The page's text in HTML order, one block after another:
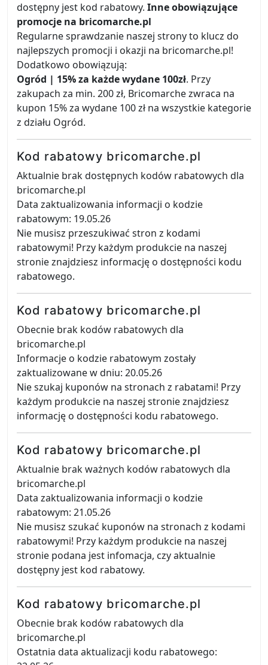
dostępny jest kod rabatowy. Inne obowiązujące
promocje na bricomarche.pl
Regularne sprawdzanie naszej strony to klucz do
najlepszych promocji i okazji na bricomarche.pl!
Dodatkowo obowiązują:
Ogród | 15% za każde wydane 100zł. Przy
zakupach za min. 200 zł, Bricomarche zwraca na
kupon 15% za wydane 100 zł na wszystkie kategorie
z działu Ogród.
Kod rabatowy bricomarche.pl
Aktualnie brak dostępnych kodów rabatowych dla
bricomarche.pl
Data zaktualizowania informacji o kodzie
rabatowym: 19.05.26
Nie musisz przeszukiwać stron z kodami
rabatowymi! Przy każdym produkcie na naszej
stronie znajdziesz informację o dostępności kodu
rabatowego.
Kod rabatowy bricomarche.pl
Obecnie brak kodów rabatowych dla
bricomarche.pl
Informacje o kodzie rabatowym zostały
zaktualizowane w dniu: 20.05.26
Nie szukaj kuponów na stronach z rabatami! Przy
każdym produkcie na naszej stronie znajdziesz
informację o dostępności kodu rabatowego.
Kod rabatowy bricomarche.pl
Aktualnie brak ważnych kodów rabatowych dla
bricomarche.pl
Data zaktualizowania informacji o kodzie
rabatowym: 21.05.26
Nie musisz szukać kuponów na stronach z kodami
rabatowymi! Przy każdym produkcie na naszej
stronie podana jest infomacja, czy aktualnie
dostępny jest kod rabatowy.
Kod rabatowy bricomarche.pl
Obecnie brak kodów rabatowych dla
bricomarche.pl
Ostatnia data aktualizacji kodu rabatowego: